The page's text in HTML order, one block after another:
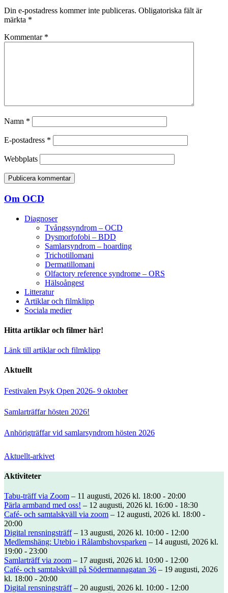
Din e-postadress kommer inte publiceras. Obligatoriska fält är
märkta *
Kommentar *
Namn *
E-postadress *
Webbplats
Om OCD
Diagnoser
Tvångssyndrom – OCD
Dysmorfofobi – BDD
Samlarsyndrom – hoarding
Trichotillomani
Dermatillomani
Olfactory reference syndrome – ORS
Hälsoångest
Litteratur
Artiklar och filmklipp
Sociala medier
Hitta artiklar och filmer här!
Länk till artiklar och filmklipp
Aktuellt
Festivalen Psyk Open 2026- 9 oktober
Samlarträffar hösten 2026!
Anhörigträffar vid samlarsyndrom hösten 2026
Aktuellt-arkivet
Aktiviteter
Tabu-träff via Zoom – 11 augusti, 2026 kl. 18:00 - 20:00
Pärla armband med oss! – 12 augusti, 2026 kl. 16:00 - 18:30
Café- och samtalskväll via zoom – 12 augusti, 2026 kl. 18:00 -
20:00
Digital rensningsträff– 13 augusti, 2026 kl. 10:00 - 12:00
Medlemshäng: Utebio i Rålambshovsparken – 14 augusti, 2026 kl.
19:00 - 23:00
Samlarträff via zoom – 17 augusti, 2026 kl. 10:00 - 12:00
Café- och samtalskväll på Södermannagatan 36 – 19 augusti, 2026
kl. 18:00 - 20:00
Digital rensningsträff– 20 augusti, 2026 kl. 10:00 - 12:00